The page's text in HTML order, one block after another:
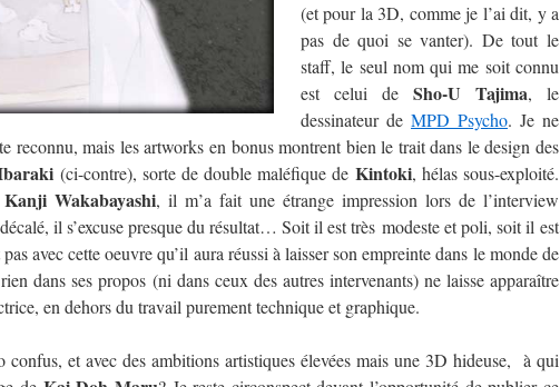
(et pour la 3D, comme je l’ai dit, y a
pas de quoi se vanter). De tout le
staff, le seul nom qui me soit connu
est celui de Sho-U Tajima, le
dessinateur de MPD Psycho. Je ne
reconnu, mais les artworks en bonus montrent bien le trait dans le design des
(ci-contre), sorte de double maléfique de Kintoki, hélas sous-exploité.
Kanji Wakabayashi, il m’a fait une étrange impression lors de l’interview
il s’excuse presque du résultat… Soit il est très modeste et poli, soit il est
avec cette oeuvre qu’il aura réussi à laisser son empreinte dans le monde de
dans ses propos (ni dans ceux des autres intervenants) ne laisse apparaître
en dehors du travail purement technique et graphique.
confus, et avec des ambitions artistiques élevées mais une 3D hideuse, à qui